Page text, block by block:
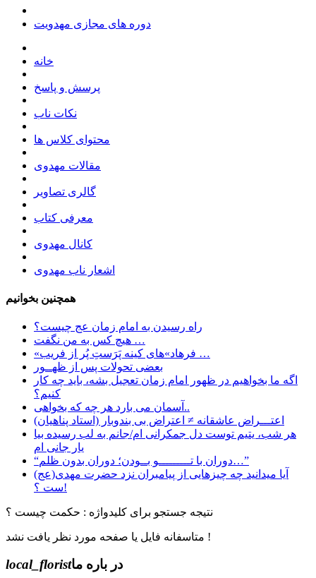
دوره های مجازی مهدویت
خانه
پرسش و پاسخ
نکات ناب
محتوای کلاس ها
مقالات مهدوی
گالری تصاویر
معرفی کتاب
کانال مهدوی
اشعار ناب مهدوی
همچنین بخوانیم
راه رسیدن به امام زمان عج چیست؟
هیچ کس به من نگفت …
«فرهاد»های کینه پَرَستِ پُر از فریب …
بعضی تحولات پس از ظهــور
اگه ما بخواهیم در ظهور امام زمان تعجیل بشه، باید چه کار
کنیم؟
آسمان می بارد هر چه که بخواهی..
اعتـــراض عاشقانه ≠ اعتراض بی بندوبار (استاد پناهیان)
هر شب، یتیم توست دل جمکرانی ام/جانم به لب رسیده بیا
یار جانی ام
“دوران با تـــــــــو بــودن؛ دوران بدون ظلم…”
آیا میدانید چه چیزهایی از پیامبران نزد حضرت مهدی(عج)
ست ؟!
نتیجه جستجو برای کلیدواژه : حکمت چیست ؟
متاسفانه فایل یا صفحه مورد نظر یافت نشد !
local_floristدر باره ما